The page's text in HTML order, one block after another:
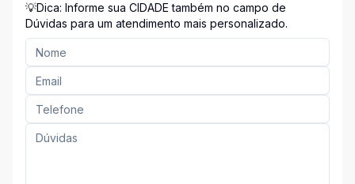
💡Dica: Informe sua CIDADE também no campo de
Dúvidas para um atendimento mais personalizado.